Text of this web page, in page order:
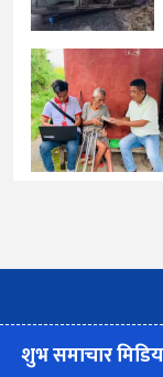
शुभ समाचार